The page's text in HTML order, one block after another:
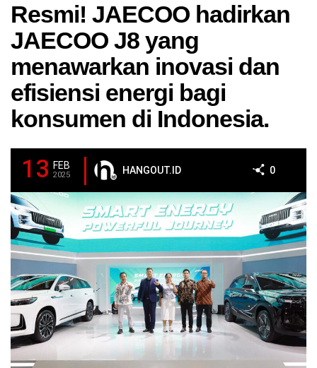
Resmi! JAECOO hadirkan
JAECOO J8 yang
menawarkan inovasi dan
efisiensi energi bagi
konsumen di Indonesia.
13 FEB
2025 HANGOUT.ID 0